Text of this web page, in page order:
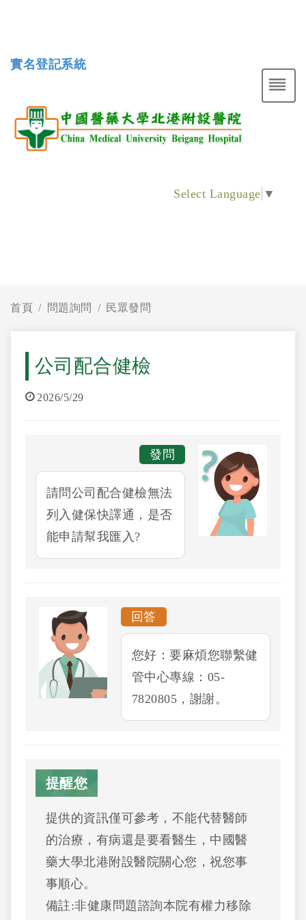
實名登記系統
Select Language ▼
首頁 問題詢問 民眾發問
公司配合健檢
2026/5/29
發問
請問公司配合健檢無法
列入健保快譯通，是否
能申請幫我匯入?
回答
您好：要麻煩您聯繫健
管中心專線：05-
7820805，謝謝。
提醒您
提供的資訊僅可參考，不能代替醫師
的治療，有病還是要看醫生，中國醫
藥大學北港附設醫院關心您，祝您事
事順心。
備註:非健康問題諮詢本院有權力移除